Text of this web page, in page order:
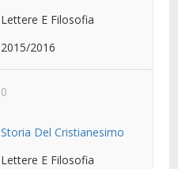
Lettere E Filosofia
2015/2016
0
Storia Del Cristianesimo
Lettere E Filosofia